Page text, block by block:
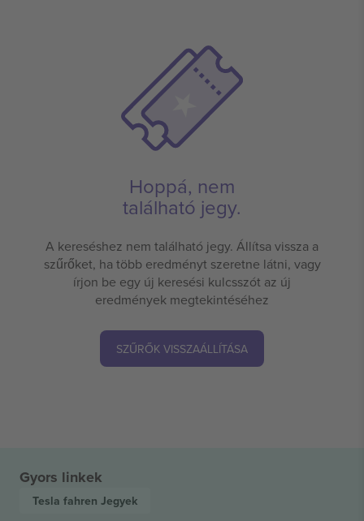
Hoppá, nem
található jegy.
A kereséshez nem található jegy. Állítsa vissza a
szűrőket, ha több eredményt szeretne látni, vagy
írjon be egy új keresési kulcsszót az új
eredmények megtekintéséhez
SZŰRŐK VISSZAÁLLÍTÁSA
Gyors linkek
Tesla fahren Jegyek